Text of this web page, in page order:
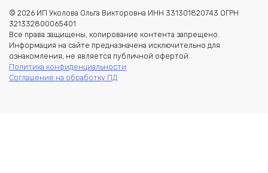
© 2026 ИП Уколова Ольга Викторовна ИНН 331301820743 ОГРН
321332800065401
Все права защищены, копирование контента запрещено.
Информация на сайте предназначена исключительно для
ознакомления, не является публичной офертой.
Политика конфиденциальности
Соглашение на обработку ПД